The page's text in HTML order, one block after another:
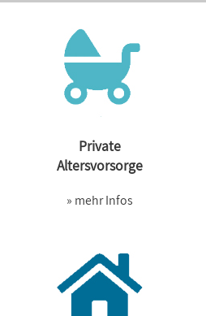
Private
Altersvorsorge
» mehr Infos